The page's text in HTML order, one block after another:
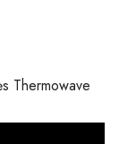
Thermowave